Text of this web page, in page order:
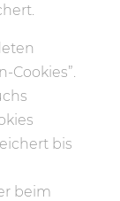
Cookies”.
bis
beim